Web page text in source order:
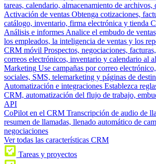
tareas, calendario, almacenamiento de archivos,
Activación de ventas Obtenga cotizaciones,
catálogo, inventario, firma electrónica y tienda
Análisis e informes Analice el embudo de
los empleados, la inteligencia de ventas y los
CRM móvil Prospectos, negociaciones,
correos electrónicos, inventario y calendario al
Marketing Use campañas por correo
sociales, SMS, telemarketing y páginas de
Automatización e integraciones Establezca
CRM, automatización del flujo de trabajo,
API
CoPilot en el CRM Transcripción de audio de
resumen de llamadas, llenado automático de
negociaciones
Ver todas las características CRM
Tareas y proyectos